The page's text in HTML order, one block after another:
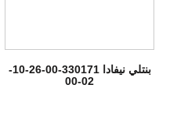
بنتلي نيفادا 330171-00-26-10-
02-00